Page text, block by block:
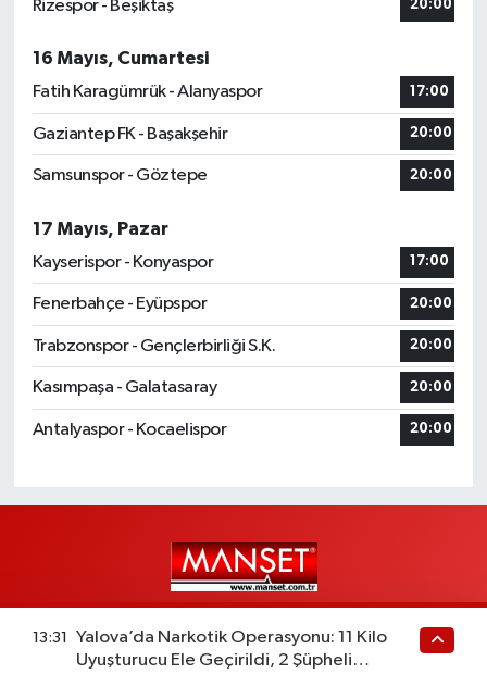
Rizespor - Beşiktaş
20:00
16 Mayıs, Cumartesi
Fatih Karagümrük - Alanyaspor
17:00
Gaziantep FK - Başakşehir 20:00
Samsunspor - Göztepe 20:00
17 Mayıs, Pazar
Kayserispor - Konyaspor
17:00
Fenerbahçe - Eyüpspor 20:00
Trabzonspor - Gençlerbirliği S.K. 20:00
Kasımpaşa - Galatasaray 20:00
Antalyaspor - Kocaelispor 20:00
modernizmi bir araya getiriyor. Şatafattan kaçınıyor ve insanlara
haber okuyabilecekleri bir altyapı sunuyor.
13:31
Yalova’da Narkotik Operasyonu: 11 Kilo
Uyuşturucu Ele Geçirildi, 2 Şüpheli